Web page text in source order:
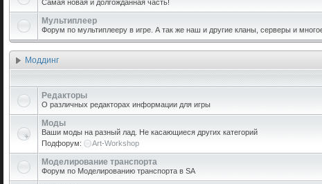
Самая новая и долгожданная часть!
Мультиплеер
Форум по мультиплееру в игре. А так же наш и другие кланы, серверы и
Моддинг
Редакторы
О различных редакторах информации для игры
Моды
Ваши моды на разный лад. Не касающиеся других категорий
Подфорум:
Art-Workshop
Моделирование транспорта
Форум по Моделированию транспорта в SA